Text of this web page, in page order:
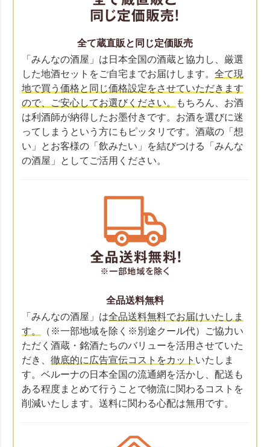
全て蔵直販と同じ定価販売
「みんなの酒屋」は日本全国の酒蔵と協力し、厳選
した地酒セットをご自宅までお届けします。 全て現
地で買う価格と同じ価格設定をさせていただきます
ので、ご安心してお選びください。
もちろん、お酒
は利酒師が納得したお墨付きです。お酒を選びに迷
ってしまうという方にもピッタリです。酒蔵の「想
い」とお客様の「飲みたい」を結びつける「みんな
の酒屋」としてご活用ください。
全品送料無料
「みんなの酒屋」は全品送料無料でお届けいたしま
す。
（※一部地域を除く※別途クール代）ご協力い
ただく酒蔵・銘酒たちのバリューを活用させていた
だき、 徹底的に広告宣伝コストをカット いたしま
す。ベルーナの日本全国の流通網を活かし、配送も
ある程度まとめて行うことで物流に関わるコストを
削減いたします。送料に関わる心配は無用です。